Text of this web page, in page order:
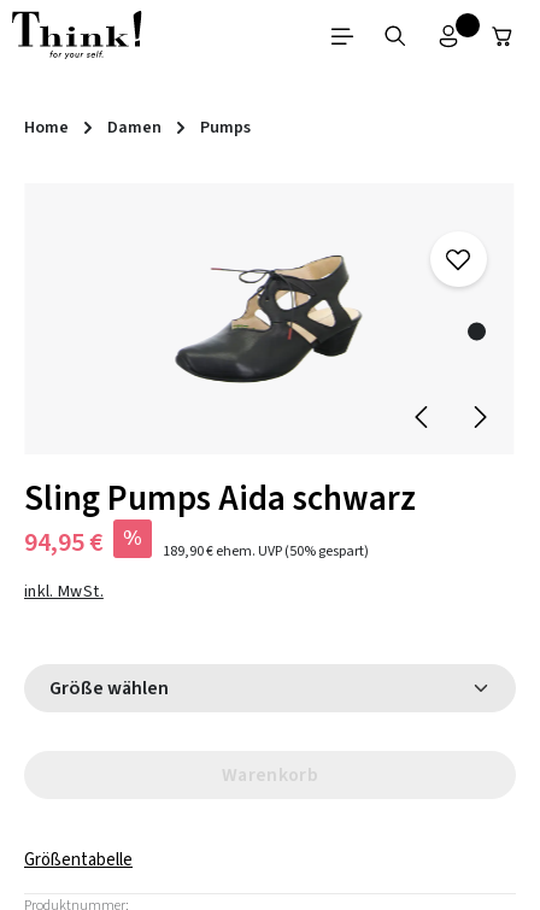
Zum Hauptinhalt springen
Home Damen Pumps
Sling Pumps Aida schwarz
94,95 € % 189,90 €ehem. UVP(50% gespart)
inkl. MwSt.
Größe wählen
Warenkorb
Größentabelle
Produktnummer: